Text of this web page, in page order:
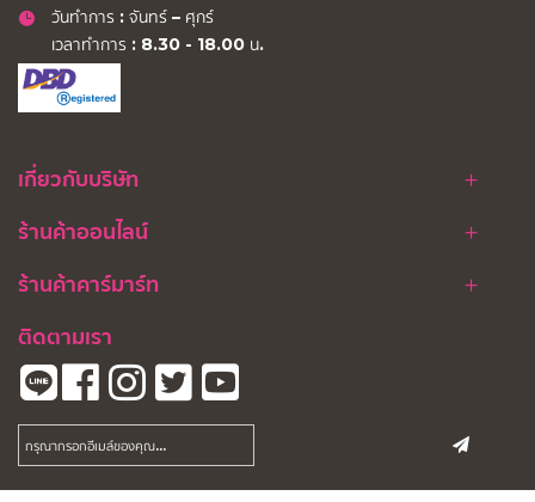
วันทำการ : จันทร์ – ศุกร์
เวลาทำการ : 8.30 - 18.00 น.
เกี่ยวกับบริษัท
ร้านค้าออนไลน์
ร้านค้าคาร์มาร์ท
ติดตามเรา